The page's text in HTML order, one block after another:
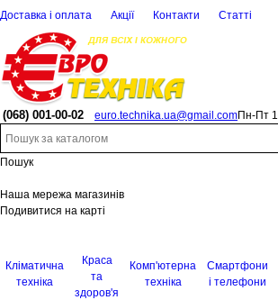
Доставка і оплата Акції Контакти Статті
(068) 001-00-02 euro.technika.ua@gmail.comПн-Пт
Пошук
Наша мережа магазинів
Подивитися на карті
Кліматична
техніка
Краса
та
здоров'я
Комп'ютерна
техніка
Смартфони
і телефони